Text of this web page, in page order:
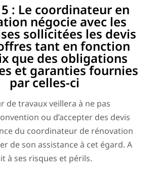
: Le coordinateur en
négocie avec les
sollicitées les devis
tant en fonction
que des obligations
et garanties fournies
par celles-ci
de travaux veillera à ne pas
ou d’accepter des devis
du coordinateur de rénovation
de son assistance à cet égard. A
à ses risques et périls.